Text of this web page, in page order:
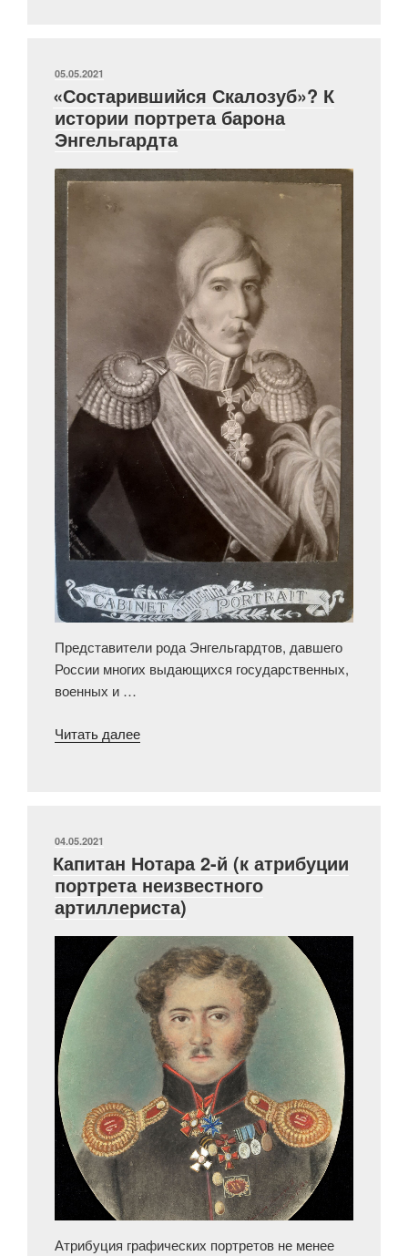
ОПУБЛИКОВАНО
05.05.2021
«Состарившийся Скалозуб»? К
истории портрета барона
Энгельгардта
Представители рода Энгельгардтов, давшего
России многих выдающихся государственных,
военных и …
Читать далее««Состарившийся
Энгельгардта»
ОПУБЛИКОВАНО
04.05.2021
Капитан Нотара 2-й (к атрибуции
портрета неизвестного
артиллериста)
Атрибуция графических портретов не менее